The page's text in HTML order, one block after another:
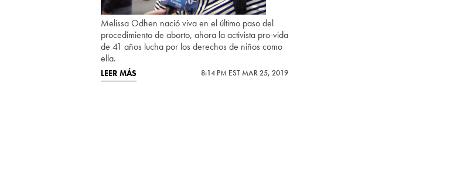
Melissa Odhen nació viva en el último paso del
procedimiento de aborto, ahora la activista pro-vida
de 41 años lucha por los derechos de niños como
ella.
LEER MÁS 8:14 PM EST MAR 25, 2019